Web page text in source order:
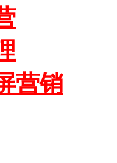
营销